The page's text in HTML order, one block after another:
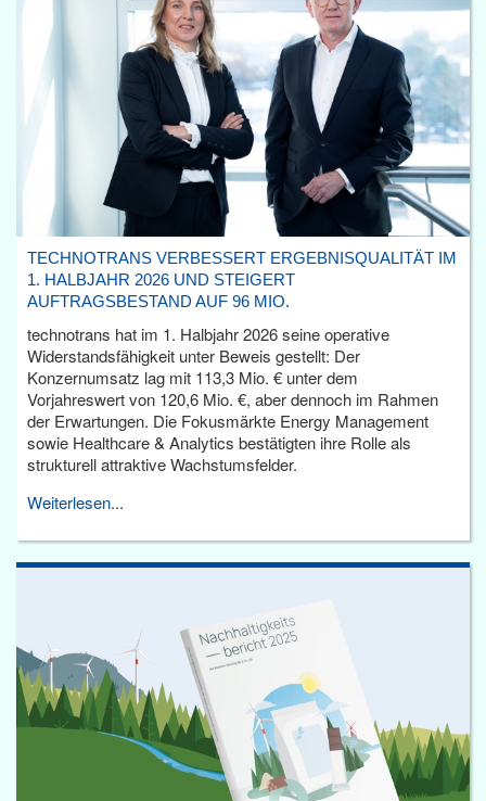
TECHNOTRANS VERBESSERT ERGEBNISQUALITÄT IM
1. HALBJAHR 2026 UND STEIGERT
AUFTRAGSBESTAND AUF 96 MIO.
technotrans hat im 1. Halbjahr 2026 seine operative
Widerstandsfähigkeit unter Beweis gestellt: Der
Konzernumsatz lag mit 113,3 Mio. € unter dem
Vorjahreswert von 120,6 Mio. €, aber dennoch im Rahmen
der Erwartungen. Die Fokusmärkte Energy Management
sowie Healthcare & Analytics bestätigten ihre Rolle als
strukturell attraktive Wachstumsfelder.
Weiterlesen...